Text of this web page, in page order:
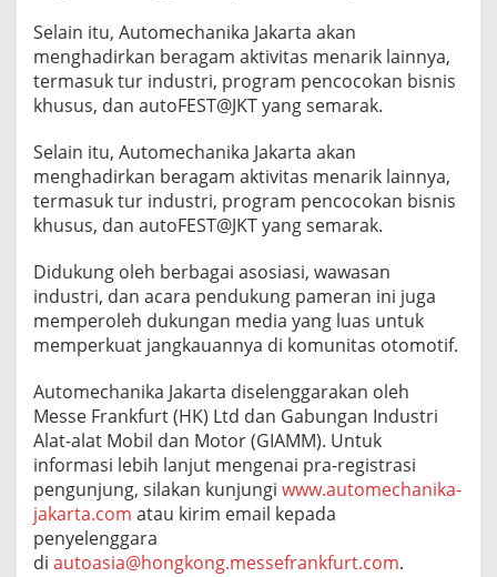
Selain itu, Automechanika Jakarta akan
menghadirkan beragam aktivitas menarik lainnya,
termasuk tur industri, program pencocokan bisnis
khusus, dan autoFEST@JKT yang semarak.
Selain itu, Automechanika Jakarta akan
menghadirkan beragam aktivitas menarik lainnya,
termasuk tur industri, program pencocokan bisnis
khusus, dan autoFEST@JKT yang semarak.
Didukung oleh berbagai asosiasi, wawasan
industri, dan acara pendukung pameran ini juga
memperoleh dukungan media yang luas untuk
memperkuat jangkauannya di komunitas otomotif.
Automechanika Jakarta diselenggarakan oleh
Messe Frankfurt (HK) Ltd dan Gabungan Industri
Alat-alat Mobil dan Motor (GIAMM). Untuk
informasi lebih lanjut mengenai pra-registrasi
pengunjung, silakan kunjungi www.automechanika-
jakarta.com atau kirim email kepada
penyelenggara
di autoasia@hongkong.messefrankfurt.com.